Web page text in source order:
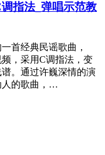
指法_弹唱示范教
首经典民谣歌曲，
，采用C调指法，变
。通过许巍深情的演
人的歌曲，…